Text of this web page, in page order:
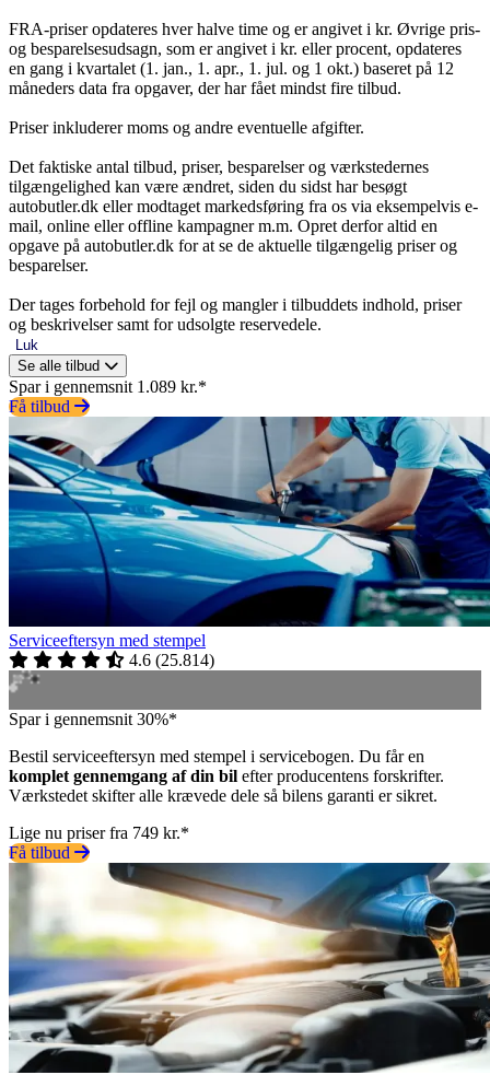
FRA-priser opdateres hver halve time og er angivet i kr. Øvrige pris-
og besparelsesudsagn, som er angivet i kr. eller procent, opdateres
en gang i kvartalet (1. jan., 1. apr., 1. jul. og 1 okt.) baseret på 12
måneders data fra opgaver, der har fået mindst fire tilbud.
Priser inkluderer moms og andre eventuelle afgifter.
Det faktiske antal tilbud, priser, besparelser og værkstedernes
tilgængelighed kan være ændret, siden du sidst har besøgt
autobutler.dk eller modtaget markedsføring fra os via eksempelvis e-
mail, online eller offline kampagner m.m. Opret derfor altid en
opgave på autobutler.dk for at se de aktuelle tilgængelig priser og
besparelser.
Der tages forbehold for fejl og mangler i tilbuddets indhold, priser
og beskrivelser samt for udsolgte reservedele.
Luk
Se alle tilbud
Spar i gennemsnit 1.089 kr.*
Få tilbud
Serviceeftersyn med stempel
4.6 (25.814)
Spar i gennemsnit 30%*
Bestil serviceeftersyn med stempel i servicebogen. Du får en
komplet gennemgang af din bil efter producentens forskrifter.
Værkstedet skifter alle krævede dele så bilens garanti er sikret.
Lige nu priser fra 749 kr.*
Få tilbud